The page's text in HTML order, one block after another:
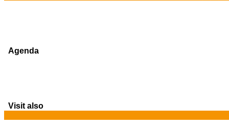
Agenda
Visit also